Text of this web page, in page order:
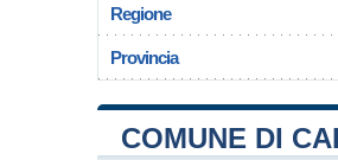
Regione
Provincia
COMUNE DI